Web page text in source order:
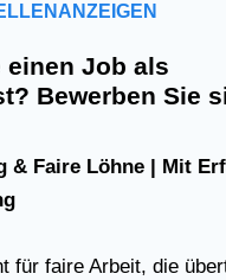
einen Job als
Bewerben Sie
& Faire Löhne | Mit
für faire Arbeit, die